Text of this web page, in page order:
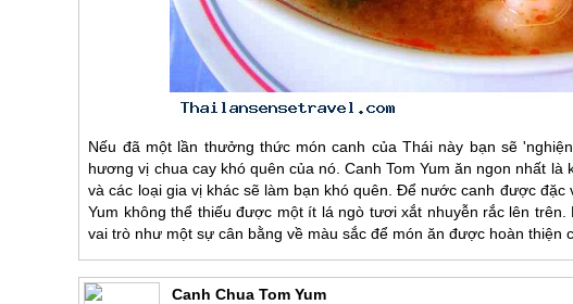
Nếu đã một lần thưởng thức món canh của Thái này bạn sẽ
hương vị chua cay khó quên của nó. Canh Tom Yum ăn ngon nhất
và các loại gia vị khác sẽ làm bạn khó quên. Để nước canh được
Yum không thể thiếu được một ít lá ngò tươi xắt nhuyễn rắc lên
vai trò như một sự cân bằng về màu sắc để món ăn được hoàn thiện
Canh Chua Tom Yum